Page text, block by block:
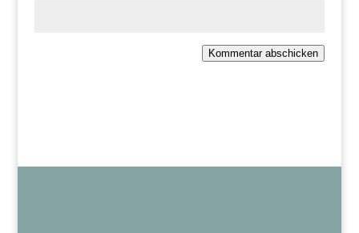
Kommentar abschicken